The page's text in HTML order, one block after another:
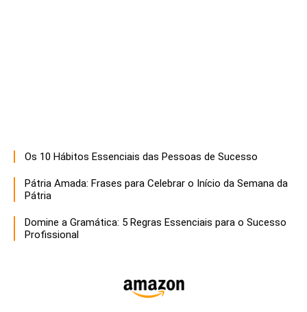
Os 10 Hábitos Essenciais das Pessoas de Sucesso
Pátria Amada: Frases para Celebrar o Início da Semana da
Pátria
Domine a Gramática: 5 Regras Essenciais para o Sucesso
Profissional